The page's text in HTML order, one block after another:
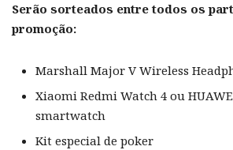
Serão sorteados entre todos os
promoção:
Marshall Major V Wireless
Xiaomi Redmi Watch 4 ou
smartwatch
Kit especial de poker